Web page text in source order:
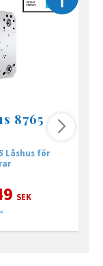
8765
Låshus för
SEK